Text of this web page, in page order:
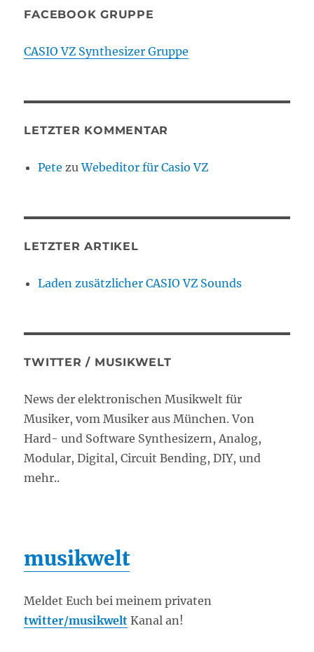
FACEBOOK GRUPPE
CASIO VZ Synthesizer Gruppe
LETZTER KOMMENTAR
Pete zuWebeditor für Casio VZ
LETZTER ARTIKEL
Laden zusätzlicher CASIO VZ Sounds
TWITTER / MUSIKWELT
News der elektronischen Musikwelt für
Musiker, vom Musiker aus München. Von
Hard- und Software Synthesizern, Analog,
Modular, Digital, Circuit Bending, DIY, und
mehr..
musikwelt
Meldet Euch bei meinem privaten
twitter/musikwelt Kanal an!